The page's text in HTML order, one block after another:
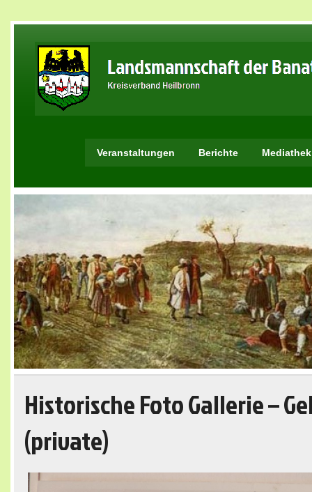
Veranstaltungen Berichte Mediathek
Historische Foto Gallerie –
(private)